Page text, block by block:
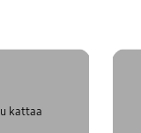
kattaa